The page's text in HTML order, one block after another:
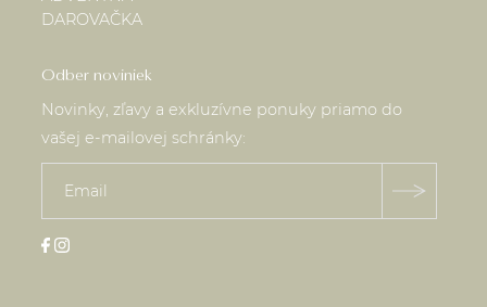
DAROVAČKA
Odber noviniek
Novinky, zľavy a exkluzívne ponuky priamo do
vašej e-mailovej schránky: